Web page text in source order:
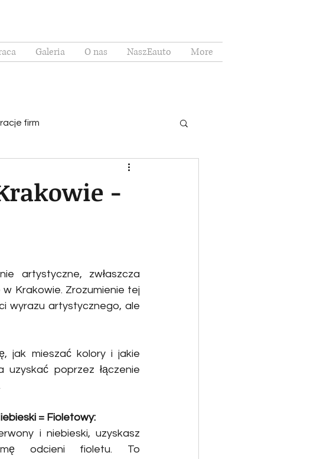
Galeria O nas NaszEauto More
firm
imprezy
-
artystyczne, zwłaszcza
Krakowie. Zrozumienie tej
wyrazu artystycznego, ale
jak mieszać kolory i jakie
uzyskać poprzez łączenie
= Fioletowy:
i niebieski, uzyskasz
odcieni fioletu. To